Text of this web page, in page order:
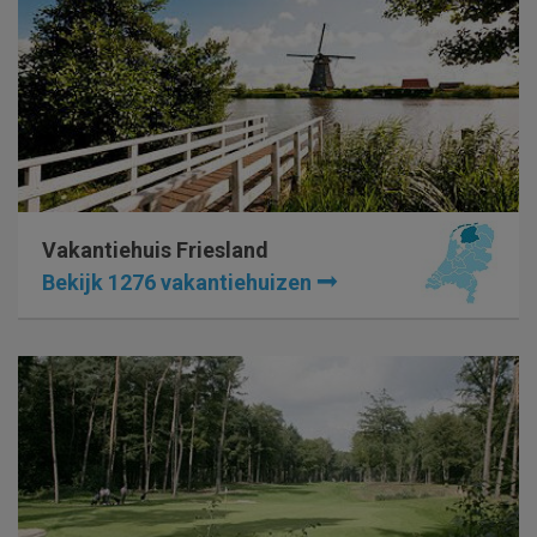
Vakantiehuis Friesland
Bekijk 1276 vakantiehuizen